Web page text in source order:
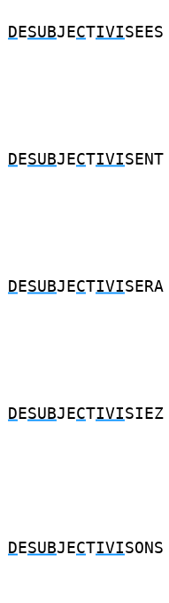
D ESUBJECTIVISEES
D ESUBJECTIVISENT
D ESUBJECTIVISERA
D ESUBJECTIVISIEZ
D ESUBJECTIVISONS